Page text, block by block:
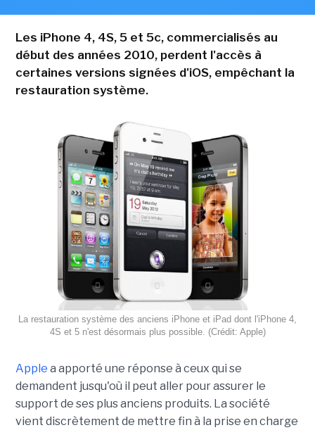
Les iPhone 4, 4S, 5 et 5c, commercialisés au
début des années 2010, perdent l'accès à
certaines versions signées d'iOS, empêchant la
restauration système.
La restauration système des anciens iPhone et iPad dont l'iPhone 4,
4S et 5 n'est désormais plus possible. (Crédit: Apple)
Apple a apporté une réponse à ceux qui se
demandent jusqu'où il peut aller pour assurer le
support de ses plus anciens produits. La société
vient discrètement de mettre fin à la prise en charge